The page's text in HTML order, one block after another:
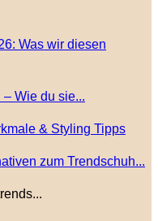
Was wir diesen
– Wie du sie...
& Styling Tipps
zum Trendschuh...